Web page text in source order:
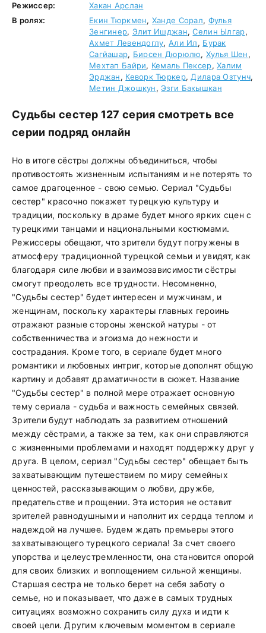
Режиссер:
Хакан Арслан
В ролях:
Екин Тюркмен, Ханде Сорал, Фулья
Зенгинер, Элит Ишджан,Селин Ылгар,
Ахмет Левендоглу,Али Ил, Бурак
Сагйашар, Бирсен Дюрюлю,Хулья Шен,
Мехтап Байри, Кемаль Пексер,Халим
Эрджан, Кеворк Тюркер, Дилара Озтунч,
Метин Джошкун,Эзги Бакышкан
Судьбы сестер 127 серия смотреть все
серии подряд онлайн
Но в итоге сёстры должны объединиться, чтобы
противостоять жизненным испытаниям и не потерять то
самое драгоценное - свою семью. Сериал "Судьбы
сестер" красочно покажет турецкую культуру и
традиции, поскольку в драме будет много ярких сцен с
турецкими танцами и национальными костюмами.
Режиссеры обещают, что зрители будут погружены в
атмосферу традиционной турецкой семьи и увидят, как
благодаря силе любви и взаимозависимости сёстры
смогут преодолеть все трудности. Несомненно,
"Судьбы сестер" будет интересен и мужчинам, и
женщинам, поскольку характеры главных героинь
отражают разные стороны женской натуры - от
собственничества и эгоизма до нежности и
сострадания. Кроме того, в сериале будет много
романтики и любовных интриг, которые дополнят общую
картину и добавят драматичности в сюжет. Название
"Судьбы сестер" в полной мере отражает основную
тему сериала - судьба и важность семейных связей.
Зрители будут наблюдать за развитием отношений
между сёстрами, а также за тем, как они справляются
с жизненными проблемами и находят поддержку друг у
друга. В целом, сериал "Судьбы сестер" обещает быть
захватывающим путешествием по миру семейных
ценностей, рассказывающим о любви, дружбе,
предательстве и прощении. Эта история не оставит
зрителей равнодушными и наполнит их сердца теплом и
надеждой на лучшее. Будем ждать премьеры этого
захватывающего турецкого сериала! За счет своего
упорства и целеустремленности, она становится опорой
для своих близких и воплощением сильной женщины.
Старшая сестра не только берет на себя заботу о
семье, но и показывает, что даже в самых трудных
ситуациях возможно сохранить силу духа и идти к
своей цели. Другим ключевым моментом в сериале